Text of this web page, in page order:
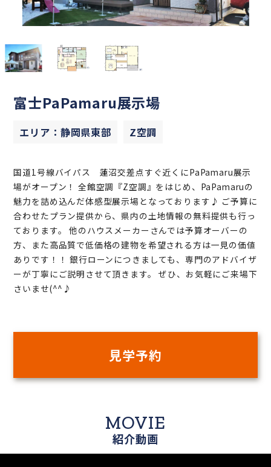
富士PaPamaru展示場
エリア：静岡県東部 Z空調
国道1号線バイパス 蓮沼交差点すぐ近くにPaPamaru展示
場がオープン！ 全館空調『Z空調』をはじめ、PaPamaruの
魅力を詰め込んだ体感型展示場となっております♪ ご予算に
合わせたプラン提供から、県内の土地情報の無料提供も行っ
ております。 他のハウスメーカーさんでは予算オーバーの
方、また高品質で低価格の建物を希望される方は一見の価値
ありです！！ 銀行ローンにつきましても、専門のアドバイザ
ーが丁寧にご説明させて頂きます。 ぜひ、お気軽にご来場下
さいませ(^^♪
見学予約
MOVIE
紹介動画